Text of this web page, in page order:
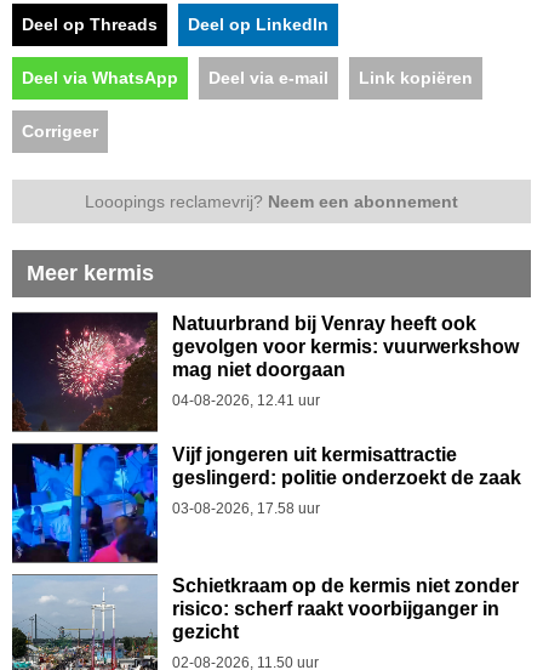
Deel op Threads Deel op LinkedIn
Deel via WhatsApp Deel via e-mail Link kopiëren
Corrigeer
Looopings reclamevrij? Neem een abonnement
Meer kermis
Natuurbrand bij Venray heeft ook
gevolgen voor kermis: vuurwerkshow
mag niet doorgaan
04-08-2026, 12.41 uur
Vijf jongeren uit kermisattractie
geslingerd: politie onderzoekt de zaak
03-08-2026, 17.58 uur
Schietkraam op de kermis niet zonder
risico: scherf raakt voorbijganger in
gezicht
02-08-2026, 11.50 uur